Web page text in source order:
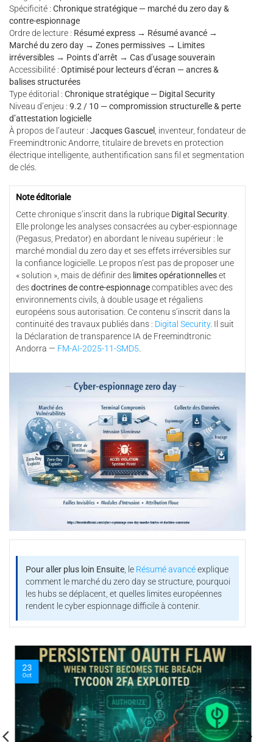
Spécificité : Chronique stratégique — marché du zero day &
contre-espionnage
Ordre de lecture : Résumé express → Résumé avancé →
Marché du zero day → Zones permissives → Limites
irréversibles → Points d’arrêt → Cas d’usage souverain
Accessibilité : Optimisé pour lecteurs d’écran — ancres &
balises structurées
Type éditorial : Chronique stratégique — Digital Security
Niveau d’enjeu : 9.2 / 10 — compromission structurelle & perte
d’attestation logicielle
À propos de l’auteur : Jacques Gascuel , inventeur, fondateur de
Freemindtronic Andorre, titulaire de brevets en protection
électrique intelligente, authentification sans fil et segmentation
de clés.
Note éditoriale
Cette chronique s’inscrit dans la rubrique Digital Security.
Elle prolonge les analyses consacrées au cyber-espionnage
(Pegasus, Predator) en abordant le niveau supérieur : le
marché mondial du zero day et ses effets irréversibles sur
la confiance logicielle. Le propos n’est pas de proposer une
« solution », mais de définir des limites opérationnelleset
desdoctrines de contre-espionnagecompatibles avec des
environnements civils, à double usage et régaliens
européens sous autorisation. Ce contenu s’inscrit dans la
continuité des travaux publiés dans : Digital Security. Il suit
la Déclaration de transparence IA de Freemindtronic
Andorra — FM-AI-2025-11-SMD5.
Pour aller plus loin Ensuite, le Résumé avancéexplique
comment le marché du zero day se structure, pourquoi
les hubs se déplacent, et quelles limites européennes
rendent le cyber espionnage difficile à contenir.
23
Oct